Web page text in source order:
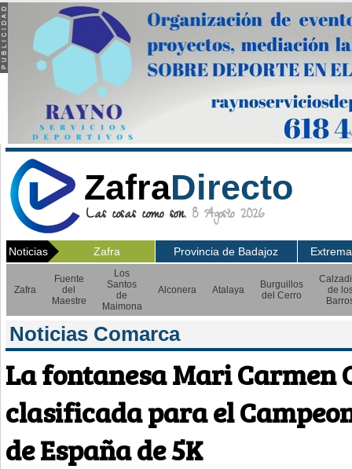
ZafraDirecto
Las cosas como son.8 Agosto 2026
Noticias Zafra Provincia de Badajoz
Zafra
Fuente
del
Maestre
Los
Santos
de
Maimona
Alconera Atalaya
Burguillos
del Cerro
de
Noticias Comarca
La fontanesa Mari Carmen
clasificada para el
de España de 5K